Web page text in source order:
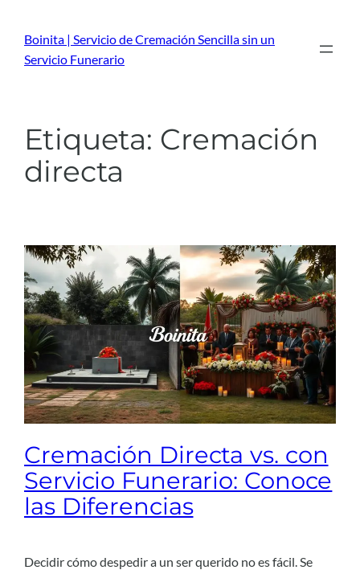
contenido
Boinita | Servicio de Cremación Sencilla sin un
Servicio Funerario
Etiqueta: Cremación
directa
Cremación Directa vs. con
Servicio Funerario: Conoce
las Diferencias
Decidir cómo despedir a un ser querido no es fácil. Se